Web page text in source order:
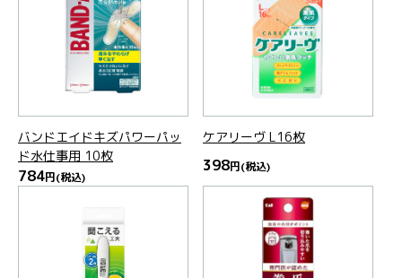
バンドエイドキズパワーパッ
ド水仕事用 10枚
784円(税込)
ケアリーヴ L16枚
398円(税込)